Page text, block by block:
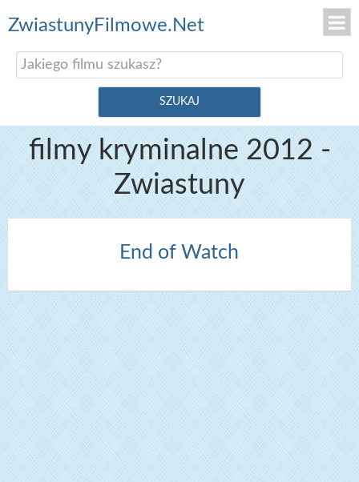
ZwiastunyFilmowe.Net
filmy kryminalne 2012 -
Zwiastuny
End of Watch